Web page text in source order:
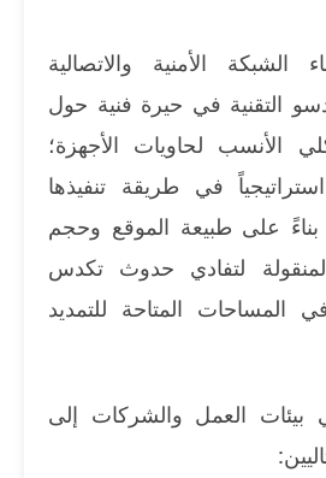
الشبكة الأمنية والاتصالية
التقنية في حيرة فنية حول
الأنسب لحاويات الأجهزة؛
في طريقة تنفيذها
بناءً على طبيعة الموقع وحجم
المنقولة لتفادي حدوث تكدس
المتاحة للتمديد
بيئات العمل والشركات إلى